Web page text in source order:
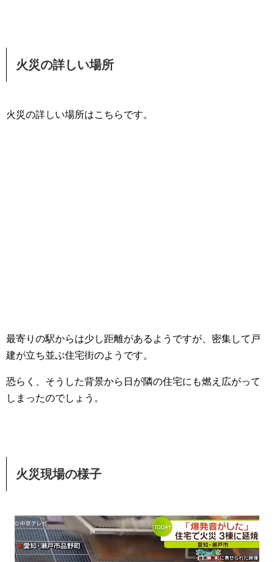
火災の詳しい場所
火災の詳しい場所はこちらです。
最寄りの駅からは少し距離があるようですが、密集して戸
建が立ち並ぶ住宅街のようです。
恐らく、そうした背景から日が隣の住宅にも燃え広がって
しまったのでしょう。
火災現場の様子